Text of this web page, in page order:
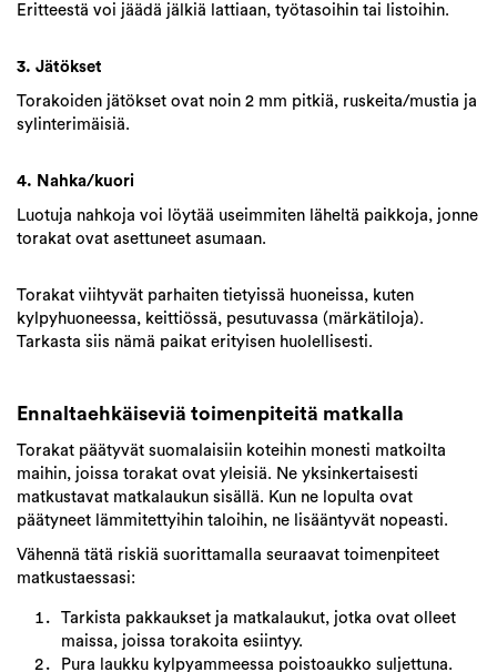
Eritteestä voi jäädä jälkiä lattiaan, työtasoihin tai listoihin.
3. Jätökset
Torakoiden jätökset ovat noin 2 mm pitkiä, ruskeita/mustia ja
sylinterimäisiä.
4. Nahka/kuori
Luotuja nahkoja voi löytää useimmiten läheltä paikkoja, jonne
torakat ovat asettuneet asumaan.
Torakat viihtyvät parhaiten tietyissä huoneissa, kuten
kylpyhuoneessa, keittiössä, pesutuvassa (märkätiloja).
Tarkasta siis nämä paikat erityisen huolellisesti.
Ennaltaehkäiseviä toimenpiteitä matkalla
Torakat päätyvät suomalaisiin koteihin monesti matkoilta
maihin, joissa torakat ovat yleisiä. Ne yksinkertaisesti
matkustavat matkalaukun sisällä. Kun ne lopulta ovat
päätyneet lämmitettyihin taloihin, ne lisääntyvät nopeasti.
Vähennä tätä riskiä suorittamalla seuraavat toimenpiteet
matkustaessasi:
Tarkista pakkaukset ja matkalaukut, jotka ovat olleet
maissa, joissa torakoita esiintyy.
Pura laukku kylpyammeessa poistoaukko suljettuna.